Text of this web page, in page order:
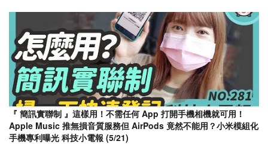
『 簡訊實聯制 』這樣用！不需任何 App 打開手機相機就可用！
Apple Music 推無損音質服務但 AirPods 竟然不能用？小米模組化
手機專利曝光 科技小電報 (5/21)